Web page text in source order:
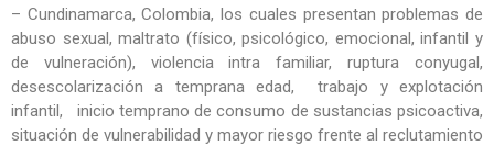
– Cundinamarca, Colombia, los cuales presentan problemas de
abuso sexual, maltrato (físico, psicológico, emocional, infantil y
de vulneración), violencia intra familiar, ruptura conyugal,
desescolarización a temprana edad, trabajo y explotación
infantil, inicio temprano de consumo de sustancias psicoactiva,
situación de vulnerabilidad y mayor riesgo frente al reclutamiento